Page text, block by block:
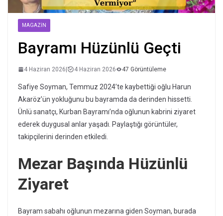
MAGAZIN
Bayramı Hüzünlü Geçti
4 Haziran 2026| 4 Haziran 2026 47 Görüntüleme
Safiye Soyman, Temmuz 2024’te kaybettiği oğlu Harun
Akaröz’ün yokluğunu bu bayramda da derinden hissetti.
Ünlü sanatçı, Kurban Bayramı’nda oğlunun kabrini ziyaret
ederek duygusal anlar yaşadı. Paylaştığı görüntüler,
takipçilerini derinden etkiledi.
Mezar Başında Hüzünlü
Ziyaret
Bayram sabahı oğlunun mezarına giden Soyman, burada